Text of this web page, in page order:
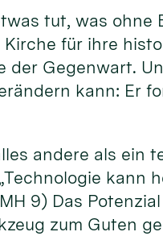
tut, was ohne
für ihre
Gegenwart.
kann: Er
andere als ein
kann
9) Das
zum Guten